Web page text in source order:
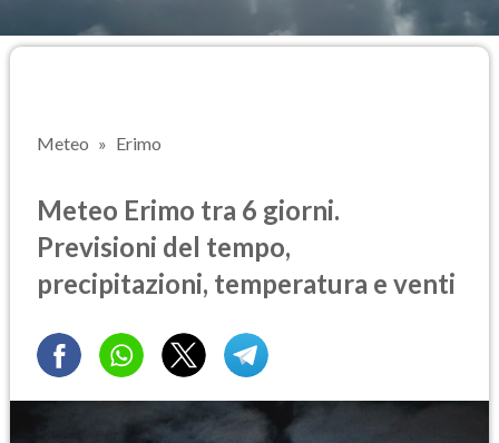
Meteo Erimo
Meteo Erimo tra 6 giorni.
Previsioni del tempo,
precipitazioni, temperatura e venti